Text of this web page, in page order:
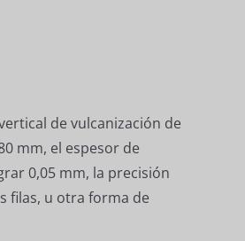
de vulcanización de
mm, el espesor de
0,05 mm, la precisión
filas, u otra forma de